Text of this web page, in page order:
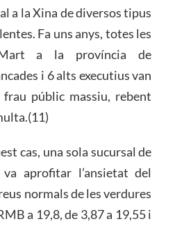
a la Xina de diversos tipus
Fa uns anys, totes les
a la província de
i 6 alts executius van
públic massiu, rebent
cas, una sola sucursal de
aprofitar l’ansietat del
normals de les verdures
a 19,8, de 3,87 a 19,55 i